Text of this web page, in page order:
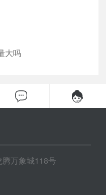
大吗
万象城118号